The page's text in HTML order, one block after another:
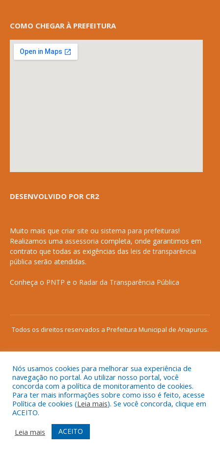
COMO CHEGAR À PREFEITURA
DESENVOLVIDO POR CR2
Muito mais que criar site ou sistema para prefeituras!
Realizamos uma assessoria completa, onde garantimos em
contrato que todas as exigências das leis de transparência
pública serão atendidas.
Conheça o PNTP e o Radar da Transparência Pública
Todos os direitos reservados a Prefeitura Municipal de Anapurus.
Mapa do Site
Acessar Área Administrativa
Acessar o Webmail
Nós usamos cookies para melhorar sua experiência de
navegação no portal. Ao utilizar nosso portal, você
concorda com a política de monitoramento de cookies.
Para ter mais informações sobre como isso é feito, acesse
Política de cookies (Leia mais). Se você concorda, clique em
ACEITO.
Leia mais
ACEITO